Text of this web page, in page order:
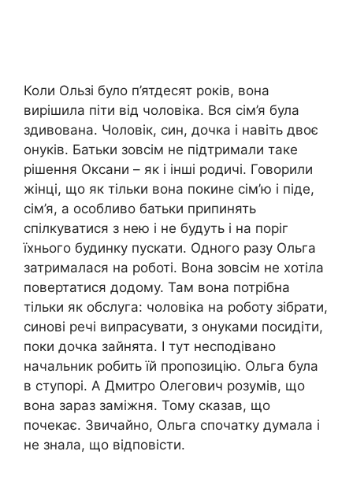
Коли Ользі було п’ятдесят років, вона
вирішила піти від чоловіка. Вся сім’я була
здивована. Чоловік, син, дочка і навіть двоє
онуків. Батьки зовсім не підтримали таке
рішення Оксани – як і інші родичі. Говорили
жінці, що як тільки вона покине сім’ю і піде,
сім’я, а особливо батьки припинять
спілкуватися з нею і не будуть і на поріг
їхнього будинку пускати. Одного разу Ольга
затрималася на роботі. Вона зовсім не хотіла
повертатися додому. Там вона потрібна
тільки як обслуга: чоловіка на роботу зібрати,
синові речі випрасувати, з онуками посидіти,
поки дочка зайнята. І тут несподівано
начальник робить їй пропозицію. Ольга була
в ступорі. А Дмитро Олегович розумів, що
вона зараз заміжня. Тому сказав, що
почекає. Звичайно, Ольга спочатку думала і
не знала, що відповісти.